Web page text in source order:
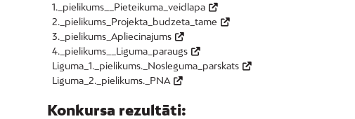
1._pielikums__Pieteikuma_veidlapa
2._pielikums_Projekta_budzeta_tame
3._pielikums_Apliecinajums
4._pielikums__Liguma_paraugs
Liguma_1._pielikums._Nosleguma_parskats
Liguma_2._pielikums._PNA
Konkursa rezultāti: